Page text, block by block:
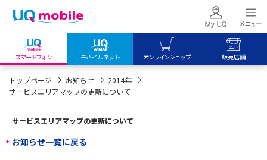
スマートフォン モバイルネット オンラインショップ 販売店舗
my UQ WiMAX
UQ WiMAX ご契約の方
My UQ mobile
UQ mobile
オンラインショップ
UQ WiMAX
UQ mobile
販売店舗
UQ WiMAX
トップページ お知らせ
2014年
サービスエリアマップの更新について
サービスエリアマップの更新について
お知らせ一覧に戻る